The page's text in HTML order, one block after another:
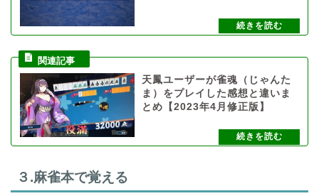
天鳳ユーザーが雀魂（じゃんた
ま）をプレイした感想と違いま
とめ【2023年4月修正版】
３.麻雀本で覚える